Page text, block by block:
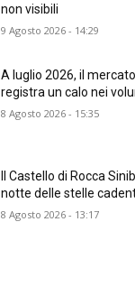
non visibili
9 Agosto 2026 - 14:29
A luglio 2026, il
registra un calo nei
8 Agosto 2026 - 15:35
Il Castello di Rocca
notte delle stelle
8 Agosto 2026 - 13:17